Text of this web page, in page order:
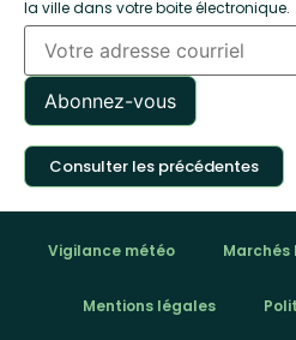
la ville dans votre boite électronique.
Consulter les précédentes
Vigilance météo Marchés
Mentions légales